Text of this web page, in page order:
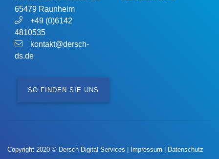
65479 Raunheim
+49 (0)6142
4810535
kontakt@dersch-
ds.de
SO FINDEN SIE UNS
Copyright 2020 © Dersch Digital Services | Impressum Datenschutz